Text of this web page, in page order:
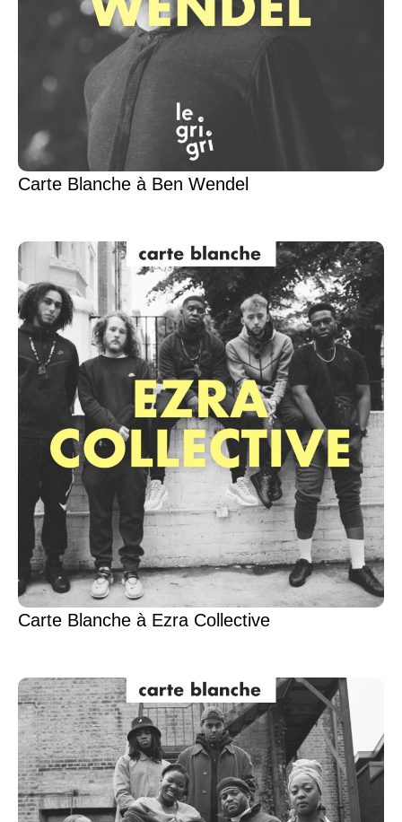
Carte Blanche à Ben Wendel
Carte Blanche à Ezra Collective